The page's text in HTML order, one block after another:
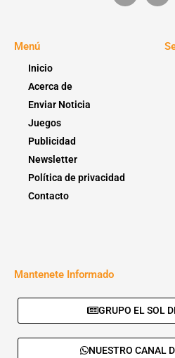
Menú
Inicio
Acerca de
Enviar Noticia
Juegos
Publicidad
Newsletter
Política de privacidad
Contacto
Mantenete Informado
GRUPO EL SOL
NUESTRO CANAL